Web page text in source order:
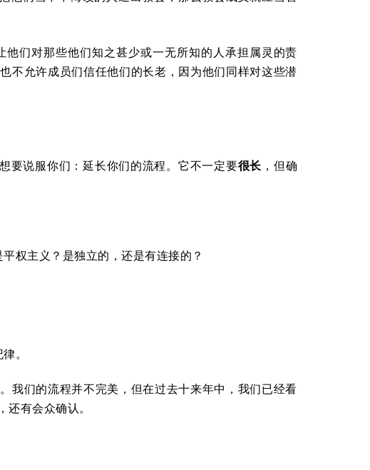
们对那些他们知之甚少或一无所知的人承担属灵的责
不允许成员们信任他们的长老，因为他们同样对这些潜
要说服你们：延长你们的流程。它不一定要很长 ，但确
权主义？是独立的，还是有连接的？
。
我们的流程并不完美，但在过去十来年中，我们已经看
有会众确认。